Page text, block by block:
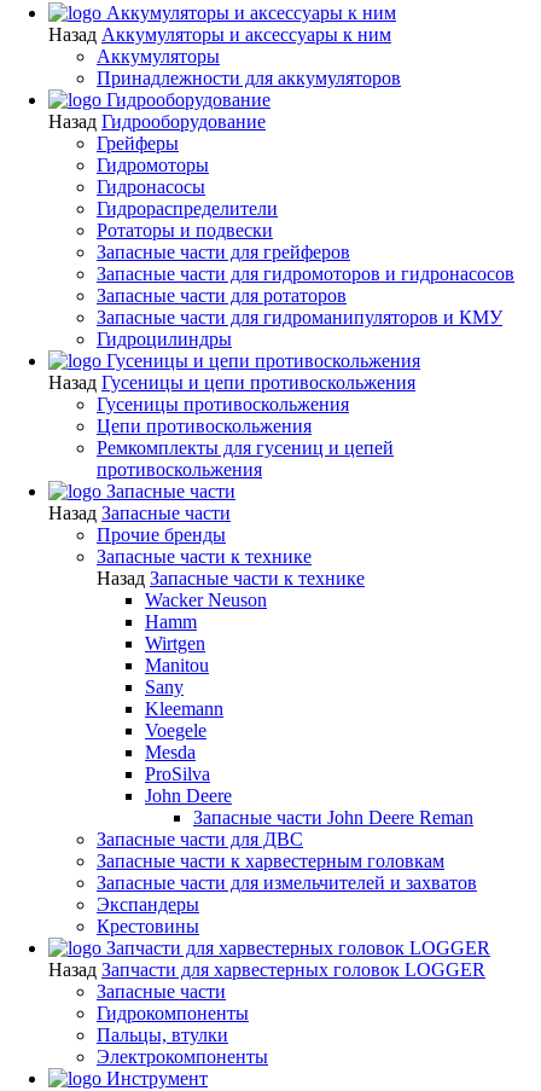
Аккумуляторы и аксессуары к ним
Назад Аккумуляторы и аксессуары к ним
Аккумуляторы
Принадлежности для аккумуляторов
Гидрооборудование
Назад Гидрооборудование
Грейферы
Гидромоторы
Гидронасосы
Гидрораспределители
Ротаторы и подвески
Запасные части для грейферов
Запасные части для гидромоторов и гидронасосов
Запасные части для ротаторов
Запасные части для гидроманипуляторов и КМУ
Гидроцилиндры
Гусеницы и цепи противоскольжения
Назад Гусеницы и цепи противоскольжения
Гусеницы противоскольжения
Цепи противоскольжения
Ремкомплекты для гусениц и цепей
противоскольжения
Запасные части
Назад Запасные части
Прочие бренды
Запасные части к технике
Назад Запасные части к технике
Wacker Neuson
Hamm
Wirtgen
Manitou
Sany
Kleemann
Voegele
Mesda
ProSilva
John Deere
Запасные части John Deere Reman
Запасные части для ДВС
Запасные части к харвестерным головкам
Запасные части для измельчителей и захватов
Экспандеры
Крестовины
Запчасти для харвестерных головок LOGGER
Назад Запчасти для харвестерных головок LOGGER
Запасные части
Гидрокомпоненты
Пальцы, втулки
Электрокомпоненты
Инструмент